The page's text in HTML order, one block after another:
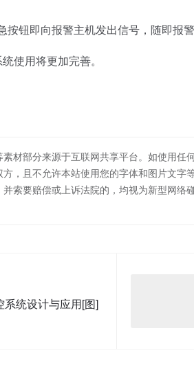
即向报警主机发出信号，随即报警
使用将更加完善。
材部分来源于互联网共享平台。如使用任
，且不允许本站使用您的字体和图片文
索要赔偿或上诉法院的，均视为新型网络
系统设计与应用[图]